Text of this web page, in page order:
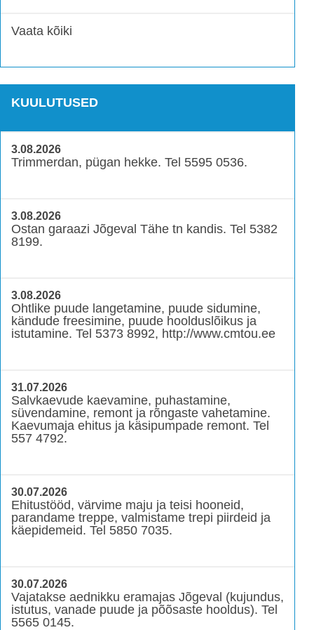
Vaata kõiki
KUULUTUSED
3.08.2026
Trimmerdan, pügan hekke. Tel 5595 0536.
3.08.2026
Ostan garaazi Jõgeval Tähe tn kandis. Tel 5382
8199.
3.08.2026
Ohtlike puude langetamine, puude sidumine,
kändude freesimine, puude hoolduslõikus ja
istutamine. Tel 5373 8992, http://www.cmtou.ee
31.07.2026
Salvkaevude kaevamine, puhastamine,
süvendamine, remont ja rõngaste vahetamine.
Kaevumaja ehitus ja käsipumpade remont. Tel
557 4792.
30.07.2026
Ehitustööd, värvime maju ja teisi hooneid,
parandame treppe, valmistame trepi piirdeid ja
käepidemeid. Tel 5850 7035.
30.07.2026
Vajatakse aednikku eramajas Jõgeval (kujundus,
istutus, vanade puude ja põõsaste hooldus). Tel
5565 0145.